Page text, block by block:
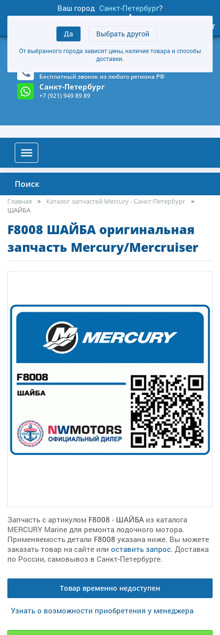
Ваш город Санкт-Петербург?
Да Выбрать другой
От выбранного города зависят цены, наличие товара и способы
доставки.
товаров
Личный кабинет
+7 (921) 949 89 89
Магазин и склад в Санкт-Петербурге (Карта)
Бесплатный звонок из любого региона РФ
Санкт-Петербург
+7 (921) 949 89 89
Поиск
Главная
Каталог запчастей Mercury - Санкт-Петербург
ШАЙБА
F8008 ШАЙБА оригинальная
запчасть Mercury/Mercruiser
Запчасть с артикулом F8008 - ШАЙБА из каталога
MERCURY Marine для ремонта лодочного мотора.
Применяемость детали F8008 указана ниже. Вы можете
заказать товар на сайте или оставить запрос. Доставка
по России, самовывоз в Санкт-Петербурге.
Товар временно недоступен
Узнать о возможности приобретения у менеджера